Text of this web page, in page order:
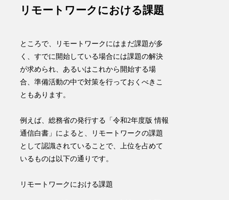
リモートワークにおける課題
ところで、リモートワークにはまだ課題が多
く、すでに開始している場合には課題の解決
が求められ、あるいはこれから開始する場
合、準備活動の中で対策を行っておくべきこ
ともあります。
例えば、総務省の発行する「令和2年度版 情報
通信白書 」によると、リモートワークの課題
として認識されていることで、上位を占めて
いるものは以下の通りです。
リモートワークにおける課題